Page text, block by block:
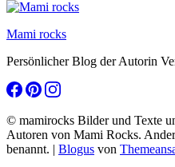
Mami rocks
Persönlicher Blog der Autorin
© mamirocks Bilder und Texte
Autoren von Mami Rocks.
benannt. | Blogus von